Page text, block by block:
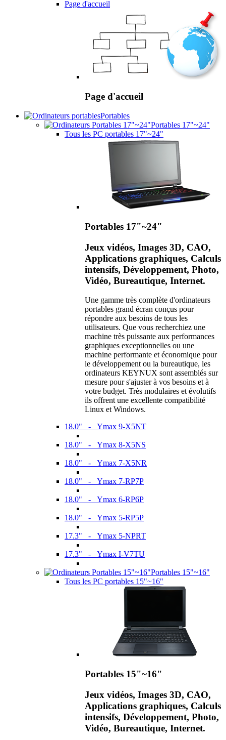
Page d'accueil
Page d'accueil
Portables
Portables 17"~24"
Tous les PC portables 17"~24"
Portables 17"~24"
Jeux vidéos, Images 3D, CAO,
Applications graphiques, Calculs
intensifs, Développement, Photo,
Vidéo, Bureautique, Internet.
Une gamme très complète d'ordinateurs
portables grand écran conçus pour
répondre aux besoins de tous les
utilisateurs. Que vous recherchiez une
machine très puissante aux performances
graphiques exceptionnelles ou une
machine performante et économique pour
le développement ou la bureautique, les
ordinateurs KEYNUX sont assemblés sur
mesure pour s'ajuster à vos besoins et à
votre budget. Très modulaires et évolutifs
ils offrent une excellente compatibilité
Linux et Windows.
18.0" - Ymax 9-X5NT
18.0" - Ymax 8-X5NS
18.0" - Ymax 7-X5NR
18.0" - Ymax 7-RP7P
18.0" - Ymax 6-RP6P
18.0" - Ymax 5-RP5P
17.3" - Ymax 5-NPRT
17.3" - Ymax I-V7TU
Portables 15"~16"
Tous les PC portables 15"~16"
Portables 15"~16"
Jeux vidéos, Images 3D, CAO,
Applications graphiques, Calculs
intensifs, Développement, Photo,
Vidéo, Bureautique, Internet.